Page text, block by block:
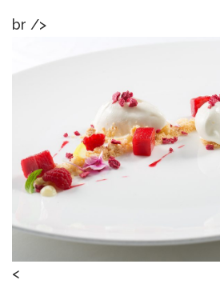
br />
<